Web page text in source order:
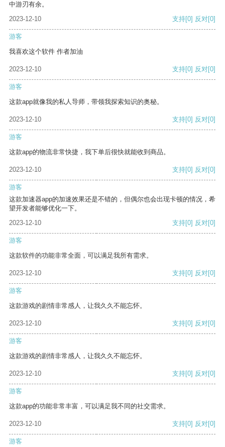
中游刃有余。
2023-12-10
支持[0] 反对[0]
游客
我喜欢这个软件 作者加油
2023-12-10 支持[0] 反对[0]
游客
这款app就像我的私人导师，带领我探索知识的奥秘。
2023-12-10 支持[0] 反对[0]
游客
这款app的物流非常快捷，我下单后很快就能收到商品。
2023-12-10 支持[0] 反对[0]
游客
这款加速器app的加速效果还是不错的，但偶尔也会出现卡顿的情况，希
望开发者能够优化一下。
2023-12-10
支持[0] 反对[0]
游客
这款软件的功能非常全面，可以满足我所有需求。
2023-12-10 支持[0] 反对[0]
游客
这款游戏的剧情非常感人，让我久久不能忘怀。
2023-12-10 支持[0] 反对[0]
游客
这款游戏的剧情非常感人，让我久久不能忘怀。
2023-12-10 支持[0] 反对[0]
游客
这款app的功能非常丰富，可以满足我不同的社交需求。
2023-12-10 支持[0] 反对[0]
游客